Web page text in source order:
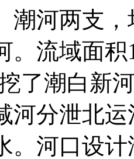
潮河两支
。流域面积
了潮白新
河分泄北
。河口设计